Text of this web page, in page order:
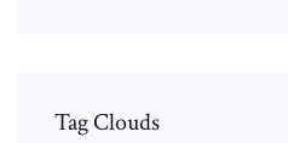
Tag Clouds